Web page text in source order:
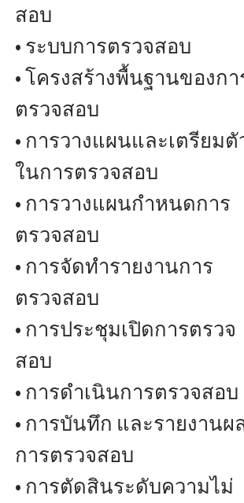
สอบ
• ระบบการตรวจสอบ
• โครงสร้างพื้นฐานของกา
ตรวจสอบ
• การวางแผนและเตรียมตั
ในการตรวจสอบ
• การวางแผนกำหนดการ
ตรวจสอบ
• การจัดทำรายงานการ
ตรวจสอบ
• การประชุมเปิดการตรวจ
สอบ
• การดำเนินการตรวจสอบ
• การบันทึก และรายงานผ
การตรวจสอบ
• การตัดสินระดับความไม่